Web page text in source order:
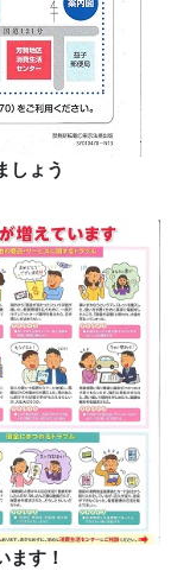
しょう
ます！